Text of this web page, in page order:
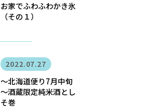
お家でふわふわかき氷
（その１）
2022.07.27
〜北海道便り7月中旬
～酒蔵限定純米酒とし
そ巻